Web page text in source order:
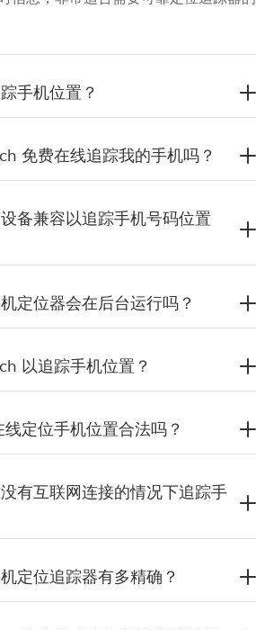
手机位置？
免费在线追踪我的手机吗？
备兼容以追踪手机号码位置
定位器会在后台运行吗？
以追踪手机位置？
定位手机位置合法吗？
有互联网连接的情况下追踪手
定位追踪器有多精确？